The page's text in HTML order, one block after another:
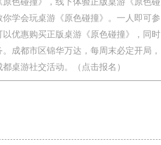
学会玩桌游《原色碰撞》。一人即可参
优惠购买正版桌游《原色碰撞》，同时
成都市区锦华万达，每周末必定开局，
桌游社交活动。（点击报名）